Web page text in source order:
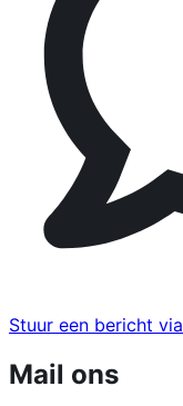
Stuur een bericht
Mail ons